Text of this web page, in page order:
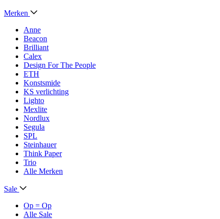
Merken
Anne
Beacon
Brilliant
Calex
Design For The People
ETH
Konstsmide
KS verlichting
Lighto
Mexlite
Nordlux
Segula
SPL
Steinhauer
Think Paper
Trio
Alle Merken
Sale
Op = Op
Alle Sale